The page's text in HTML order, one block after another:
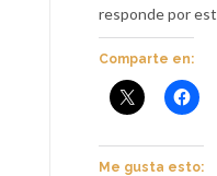
responde por
Comparte en:
Me gusta esto: